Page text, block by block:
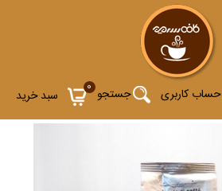
0 سبد خرید جستجو حساب کاربری